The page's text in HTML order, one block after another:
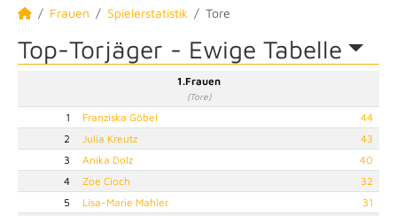
Frauen Spielerstatistik Tore
Top-Torjäger - Ewige Tabelle
1.Frauen
(Tore)
1 Franziska Göbel
44
2
Julia Kreutz
43
3
Anika Dolz
40
4
Zoe Cioch
32
5
Lisa-Marie Mahler
31